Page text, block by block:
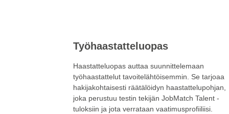
Työhaastatteluopas
Haastatteluopas auttaa suunnittelemaan
työhaastattelut tavoitelähtöisemmin. Se tarjoaa
hakijakohtaisesti räätälöidyn haastattelupohjan,
joka perustuu testin tekijän JobMatch Talent -
tuloksiin ja jota verrataan vaatimusprofiiliisi.